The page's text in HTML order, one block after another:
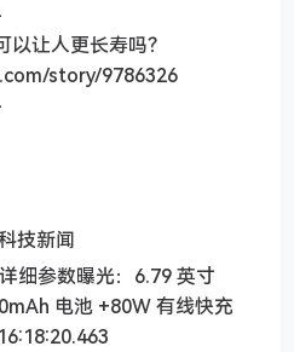
让人更长寿吗？
story/9786326
技新闻
细参数曝光：6.79 英寸
电池 +80W 有线快充